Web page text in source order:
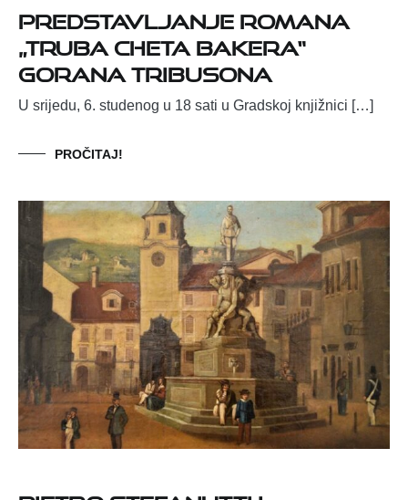
Predstavljanje romana
„Truba Cheta Bakera“
Gorana Tribusona
U srijedu, 6. studenog u 18 sati u Gradskoj knjižnici […]
PROČITAJ!